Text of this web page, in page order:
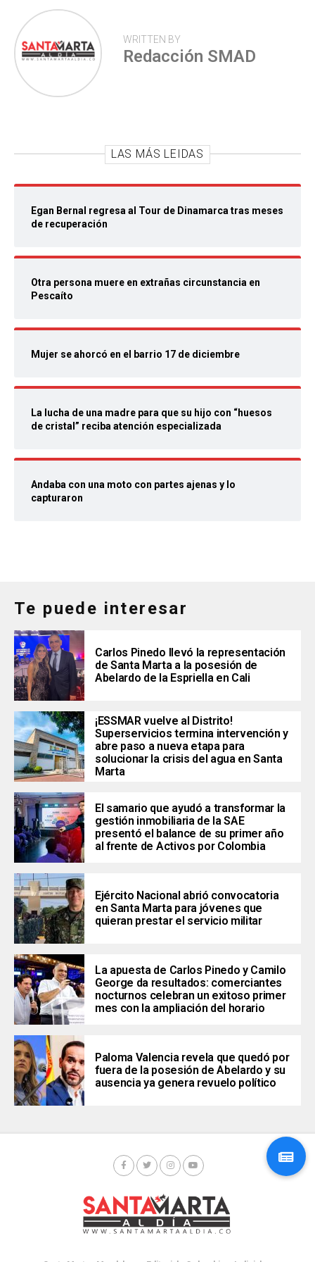
WRITTEN BY
Redacción SMAD
LAS MÁS LEIDAS
Egan Bernal regresa al Tour de Dinamarca tras meses
de recuperación
Otra persona muere en extrañas circunstancia en
Pescaíto
Mujer se ahorcó en el barrio 17 de diciembre
La lucha de una madre para que su hijo con “huesos
de cristal” reciba atención especializada
Andaba con una moto con partes ajenas y lo
capturaron
Te puede interesar
Carlos Pinedo llevó la representación
de Santa Marta a la posesión de
Abelardo de la Espriella en Cali
¡ESSMAR vuelve al Distrito!
Superservicios termina intervención y
abre paso a nueva etapa para
solucionar la crisis del agua en Santa
Marta
El samario que ayudó a transformar la
gestión inmobiliaria de la SAE
presentó el balance de su primer año
al frente de Activos por Colombia
Ejército Nacional abrió convocatoria
en Santa Marta para jóvenes que
quieran prestar el servicio militar
La apuesta de Carlos Pinedo y Camilo
George da resultados: comerciantes
nocturnos celebran un exitoso primer
mes con la ampliación del horario
Paloma Valencia revela que quedó por
fuera de la posesión de Abelardo y su
ausencia ya genera revuelo político